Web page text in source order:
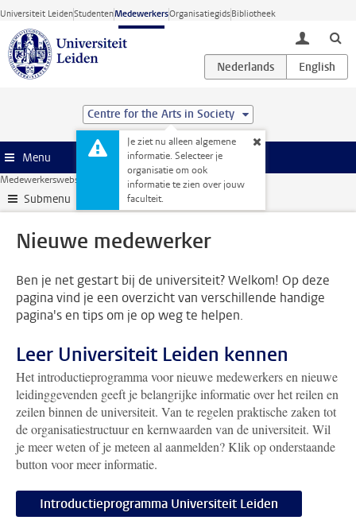
Ga direct naar de inhoud
Universiteit LeidenStudentenMedewerkersOrganisatiegidsBibliotheek
toggle
Centre for the Arts in Society
Je ziet nu alleen algemene
informatie. Selecteer je
organisatie om ook
informatie te zien over jouw
faculteit.
Menu
Medewerkerswebsite Nieuwe medewerker
Submenu
Nieuwe medewerker
Ben je net gestart bij de universiteit? Welkom! Op deze
pagina vind je een overzicht van verschillende handige
pagina's en tips om je op weg te helpen.
Leer Universiteit Leiden kennen
Het introductieprogramma voor nieuwe medewerkers en nieuwe
leidinggevenden geeft je belangrijke informatie over het reilen en
zeilen binnen de universiteit. Van te regelen praktische zaken tot
de organisatiestructuur en kernwaarden van de universiteit. Wil
je meer weten of je meteen al aanmelden? Klik op onderstaande
button voor meer informatie.
Introductieprogramma Universiteit Leiden